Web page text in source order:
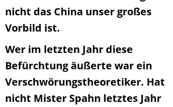
nicht das China unser großes
Vorbild ist.
Wer im letzten Jahr diese
Befürchtung äußerte war ein
Verschwörungstheoretiker. Hat
nicht Mister Spahn letztes Jahr